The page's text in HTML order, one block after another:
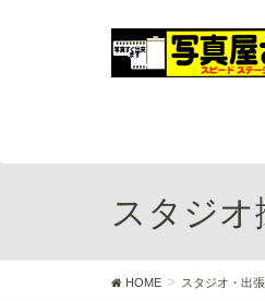
スタジオ
HOME スタジオ・出